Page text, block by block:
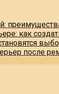
как
после